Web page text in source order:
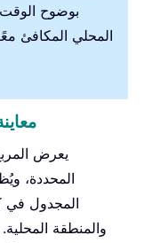
المحلي المكافئ
🧠
يعرض
المحددة،
المجدول في
والمنطقة